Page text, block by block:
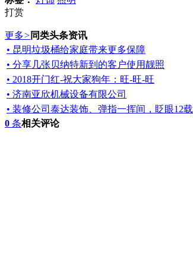
打赏
更多> 同类头条资讯
• 昆明垃圾桶给家庭带来更多保障
• 分享几张贝纳特新到的客户使用靓照
• 2018开门红-祝大家狗年：旺-旺-旺
• 济南亚欣机械设备有限公司
• 装修公司泰达装饰、弹指一挥间，眨眼12载
0 条相关评论